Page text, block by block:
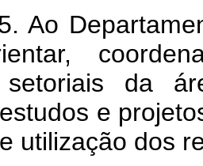
setoriais da
e
utilização dos